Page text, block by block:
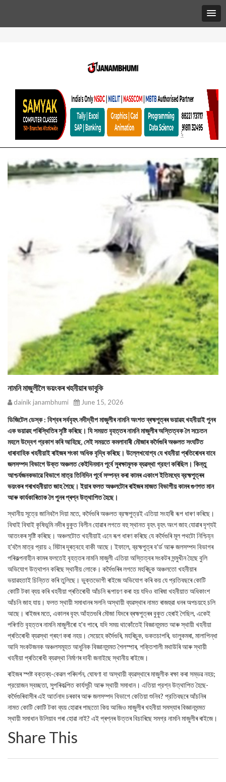
নামনি মাজুলীলৈ ভয়ংকৰ খহনীয়াৰ ভাবুকি
dainik janambhumi June 15, 2026
ডিজিটেল ডেস্ক : বিশ্বৰ সৰ্ববৃহৎ নদীদ্বীপ মাজুলীৰ নামনি অংশত ব্ৰহ্মপুত্ৰৰ ভয়াৱহ খহনীয়াই পুনৰ
এক ভয়াৱহ পৰিস্থিতিৰ সৃষ্টি কৰিছে। যি সময়ত বৃহত্তৰ নামনি মাজুলীৰ অস্তিত্বক লৈ সচেতন
মহলে উদ্বেগ প্রকাশ কৰি আহিছে, সেই সময়তে কমলাবাৰী মৌজাৰ কৰ্দৈগুৰি অঞ্চলত সংঘটিত
ধাৰাবাহিক খহনীয়াই ৰাইজৰ শংকা অধিক বৃদ্ধি কৰিছে। উল্লেখযোগ্য যে খহনীয়া প্ৰতিৰোধৰ বাবে
জলসম্পদ বিভাগে উক্ত অঞ্চলত কেইদিনমান পূর্বে সুৰক্ষামূলক ব্যৱস্থা গ্রহণ কৰিছিল। কিন্তু
আশ্চর্যজনকভাৱে বিভাগে মাত্র তিনিদিন পূর্বে সম্পন্ন কৰা কামৰ একাংশ ইতিমধ্যে ব্রহ্মপুত্ৰৰ
ভয়ংকৰ গৰাখহনীয়াত জাহ গৈছে। ইয়াৰ ফলত অঞ্চলটোৰ ৰাইজৰ মাজত বিভাগীয় কামৰ গুণগত মান
আৰু কাৰ্যকাৰিতাক লৈ পুনৰ প্ৰশ্ন উত্থাপিত হৈছে।
স্থানীয় সূত্রে জানিবলৈ দিয়া মতে, কৰ্দৈগুৰি অঞ্চলত ব্রহ্মপুত্রই এতিয়া সংহাৰী ৰূপ ধাৰণ কৰিছে।
বিঘাই বিঘাই কৃষিভূমি নদীৰ বুকুত বিলীন হোৱাৰ লগতে বহু স্থানত বৃহৎ বৃহৎ অংশ জাহ যোৱাৰ দৃশ্যই
আতংকৰ সৃষ্টি কৰিছে। অঞ্চলটোত খহনীয়াই এনে ৰূপ ধাৰণ কৰিছে যে কৰ্দৈগুৰি মূল পথটো নিশ্চিহ্ন
হ'বলৈ মাত্র প্রায় ২ মিটাৰ দূৰত্বহে বাকী আছে। ইফালে, ব্রহ্মপুত্ৰ ব'ৰ্ড আৰু জলসম্পদ বিভাগৰ
পৰিকল্পনাহীন কামৰ ফলতেই বৃহত্তৰ নামনি মাজুলী এতিয়া অস্তিত্বৰ সংকটৰ সন্মুখীন হৈছে বুলি
অভিযোগ উত্থাপন কৰিছে স্থানীয় লোকে। কৰ্দৈগুৰিৰ লগতে মহৰিচুক অঞ্চলতো খহনীয়াৰ
ভয়াৱহতাই চিন্তিত কৰি তুলিছে। ভুক্তভোগী ৰাইজে অভিযোগ কৰি কয় যে প্রতিবছৰে কোটি
কোটি টকা ব্যয় কৰি খহনীয়া প্ৰতিৰোধী আঁচনি ৰূপায়ণ কৰা হয় যদিও বাৰিষা খহনীয়াত অধিকাংশ
আঁচনি জাহ যায়। ফলত স্থায়ী সমাধানৰ সলনি অস্থায়ী ব্যৱস্থাৰ নামত ৰাজহুৱা ধনৰ অপচয়হে চলি
আছে। ৰাইজৰ মতে, একালৰ বৃহৎ আঁহতগুৰি মৌজা যিদৰে ব্ৰহ্মপুত্ৰৰ বুকুত হেৰাই গৈছিল, একেই
পৰিণতি বৃহত্তৰ নামনি মাজুলীৰো হ'ব পাৰে, যদি সময় থাকোঁতেই বিজ্ঞানসন্মত আৰু স্থায়ী খহনীয়া
প্ৰতিৰোধী ব্যৱস্থা গ্ৰহণ কৰা নহয়। সেয়েহে কৰ্দৈগুৰি, মহৰিচুক, ভকতচাপৰি, ভালুকমৰা, মালাপিন্ধা
আদি সংকটজনক অঞ্চলসমূহত আধুনিক বিজ্ঞানসন্মত শৈলস্পাৰ, শক্তিশালী মথাউৰি আৰু স্থায়ী
খহনীয়া প্ৰতিৰোধী ব্যৱস্থা নিৰ্মাণৰ দাবী জনাইছে স্থানীয় ৰাইজে।
ৰাইজৰ স্পষ্ট বক্তব্য-কেৱল পৰিদৰ্শন, ঘোষণা বা অস্থায়ী ব্যৱস্থাৰে মাজুলীক ৰক্ষা কৰা সম্ভৱ নহয়;
প্রয়োজন স্বচ্ছতা, সুপৰিকল্পিত কার্যসূচী আৰু স্থায়ী সমাধান। এতিয়া প্রশ্ন উত্থাপিত হৈছে-
কৰ্দৈগুৰিবাসীৰ এই আৰ্তনাদ চৰকাৰ আৰু জলসম্পদ বিভাগে কেতিয়া শুনিব? প্রতিবছৰে আঁচনিৰ
নামত কোটি কোটি টকা ব্যয় হোৱাৰ পাছতো কিয় আজিও মাজুলীৰ খহনীয়া সমস্যাৰ বিজ্ঞানসন্মত
স্থায়ী সমাধান উলিয়াব পৰা হোৱা নাই? এই প্ৰশ্নৰ উত্তৰ বিচাৰিছে সমগ্র নামনি মাজুলীৰ ৰাইজে।
Share This